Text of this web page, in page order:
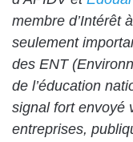
membre d’Intérêt
seulement
des ENT
de l’éducation
signal fort envoyé
entreprises,